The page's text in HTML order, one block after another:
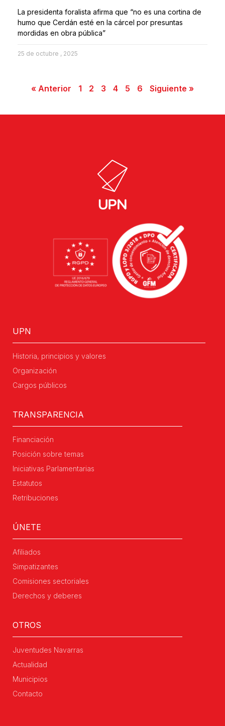
La presidenta foralista afirma que “no es una cortina de
humo que Cerdán esté en la cárcel por presuntas
mordidas en obra pública”
25 de octubre , 2025
« Anterior 1 2 3 4 5 6 Siguiente »
UPN
Historia, principios y valores
Organización
Cargos públicos
TRANSPARENCIA
Financiación
Posición sobre temas
Iniciativas Parlamentarias
Estatutos
Retribuciones
ÚNETE
Afiliados
Simpatizantes
Comisiones sectoriales
Derechos y deberes
OTROS
Juventudes Navarras
Actualidad
Municipios
Contacto